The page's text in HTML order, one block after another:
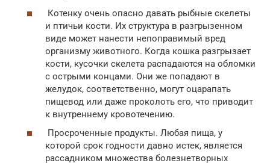
Котенку очень опасно давать рыбные скелеты
и птичьи кости. Их структура в разгрызенном
виде может нанести непоправимый вред
организму животного. Когда кошка разгрызает
кости, кусочки скелета распадаются на обломки
с острыми концами. Они же попадают в
желудок, соответственно, могут оцарапать
пищевод или даже проколоть его, что приводит
к внутреннему кровотечению.
Просроченные продукты. Любая пища, у
которой срок годности давно истек, является
рассадником множества болезнетворных